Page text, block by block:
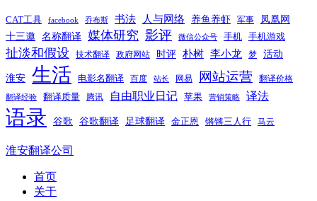
CAT工具 facebook 乔布斯 书法 人与网络 养鱼养虾 军事
凤凰网
十三邀
名称翻译 媒体研究 影评 微信公众号 手机 手机游戏
扯淡和假设 技术翻译 政府网站 时评 朴树 李小龙 梦 活动
淮安 生活 电影名翻译 百度 站长 网易 网站运营 翻译价格
翻译经验 翻译质量 腾讯 自由职业日记 苹果 营销策略 译法
语录 谷歌 谷歌翻译 足球翻译 金正恩 锵锵三人行 马云
淮安翻译公司
首页
关于